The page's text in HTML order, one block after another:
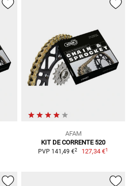
AFAM
KIT DE CORRENTE 520
PVP 141,49 €2 127,34 €1